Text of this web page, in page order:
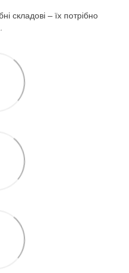
складові – їх потрібно